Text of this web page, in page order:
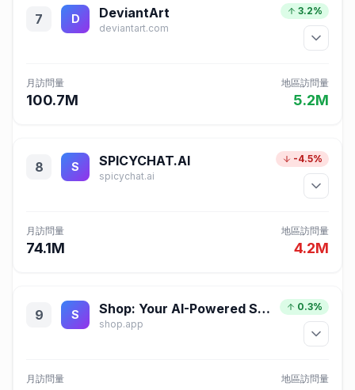
7 D DeviantArt
deviantart.com
3.2%
月訪問量
100.7M
地區訪問量
5.2M
8 S SPICYCHAT.AI
spicychat.ai
-4.5%
月訪問量
74.1M
地區訪問量
4.2M
9 S Shop: Your AI-Powered Shopping Assistant
shop.app
0.3%
月訪問量 地區訪問量